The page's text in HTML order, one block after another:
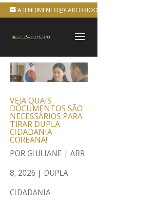
ATENDIMENTO@CARTORIOONLINEBRASIL.COM.BR
VEJA QUAIS
DOCUMENTOS SÃO
NECESSÁRIOS PARA
TIRAR DUPLA
CIDADANIA
COREANA!
PORGIULIANE | ABR
8, 2026 | DUPLA
CIDADANIA